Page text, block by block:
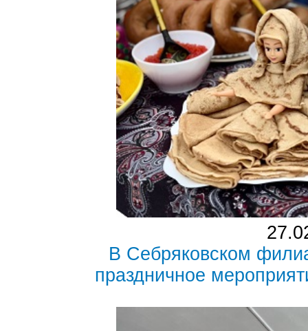
В Себряковском
праздничное